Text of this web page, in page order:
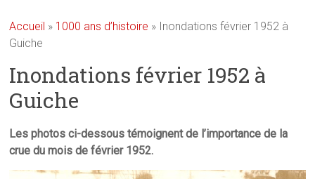
Accueil » 1000 ans d’histoire » Inondations février 1952 à
Guiche
Inondations février 1952 à
Guiche
Les photos ci-dessous témoignent de l’importance de la
crue du mois de février 1952.